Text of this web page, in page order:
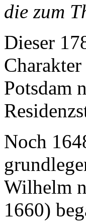
die zum
Dieser
Potsdam
Noch
Wilhelm
1660)